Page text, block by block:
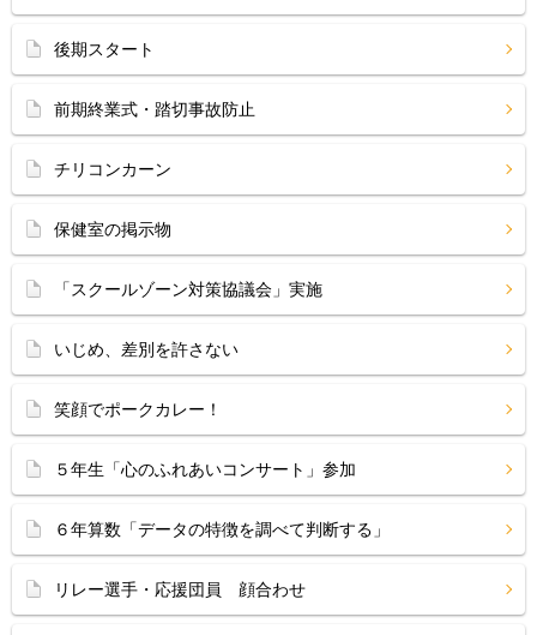
後期スタート
前期終業式・踏切事故防止
チリコンカーン
保健室の掲示物
「スクールゾーン対策協議会」実施
いじめ、差別を許さない
笑顔でポークカレー！
５年生「心のふれあいコンサート」参加
６年算数「データの特徴を調べて判断する」
リレー選手・応援団員 顔合わせ